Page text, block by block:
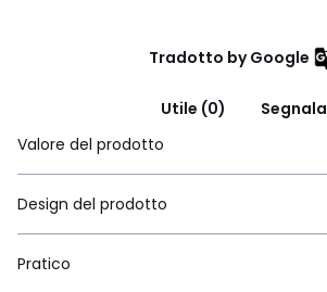
Tradotto by Google
Utile (0)
Segnala
Valore del prodotto
Design del prodotto
Pratico